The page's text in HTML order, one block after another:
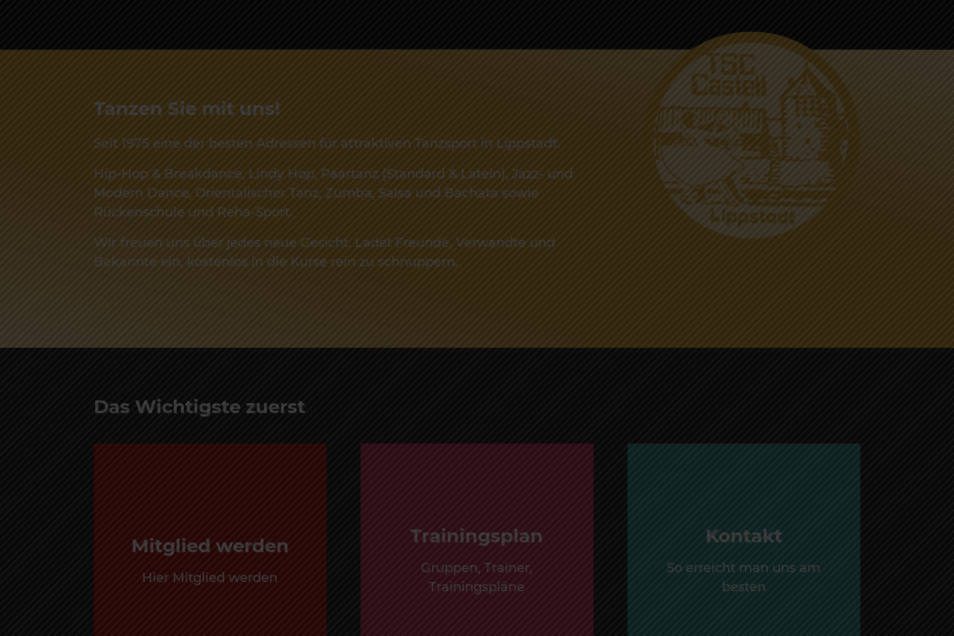
Tanzen Sie mit uns!
Seit 1975 eine der besten Adressen für attraktiven Tanzsport in Lippstadt.
Hip-Hop & Breakdance, Lindy Hop, Paartanz (Standard & Latein), Jazz- und
Modern Dance, Orientalischer Tanz, Zumba, Salsa und Bachata sowie
Rückenschule und Reha-Sport.
Wir freuen uns über jedes neue Gesicht. Ladet Freunde, Verwandte und
Bekannte ein, kostenlos in die Kurse rein zu schnuppern.
Das Wichtigste zuerst
Mitglied werden
Hier Mitglied werden
Trainingsplan
Gruppen, Trainer,
Trainingspläne
Kontakt
So erreicht man uns am
besten